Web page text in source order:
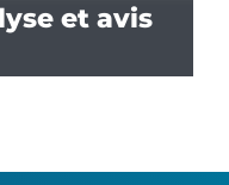
et avis